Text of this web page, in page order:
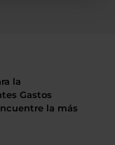
la
Gastos
la más